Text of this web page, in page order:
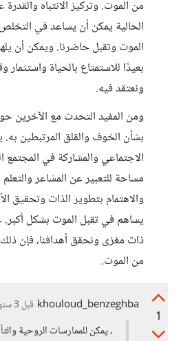
من الموت. وتركيز الانتباه
الحالية يمكن أن يساعد في
الموت وتقبل حاضرنا. ويمكن أن
بعيدًا للاستمتاع بالحياة
ونعتقد فيه.
ومن المفيد التحدث مع الآخرين
بشأن الخوف والقلق المرتبطين
الاجتماعي والمشاركة في المجتمع
مساحة للتعبير عن المشاعر
والاهتمام بتطوير الذات وتحقيق
يساهم في تقبل الموت بشكل أكبر.
ذات مغزى ونحقق أهدافنا، فإن
من الموت.
1
khouloud_benzeghba قبل 3 سنوات
، يمكن للممارسات الروحية